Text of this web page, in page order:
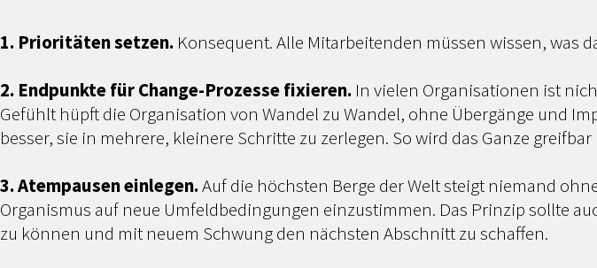
1. Prioritäten setzen. Konsequent. Alle Mitarbeitenden müssen wissen, was
2. Endpunkte für Change-Prozesse fixieren. In vielen Organisationen ist
Gefühlt hüpft die Organisation von Wandel zu Wandel, ohne Übergänge und
besser, sie in mehrere, kleinere Schritte zu zerlegen. So wird das Ganze
3. Atempausen einlegen.Auf die höchsten Berge der Welt steigt niemand
Organismus auf neue Umfeldbedingungen einzustimmen. Das Prinzip sollte
zu können und mit neuem Schwung den nächsten Abschnitt zu schaffen.